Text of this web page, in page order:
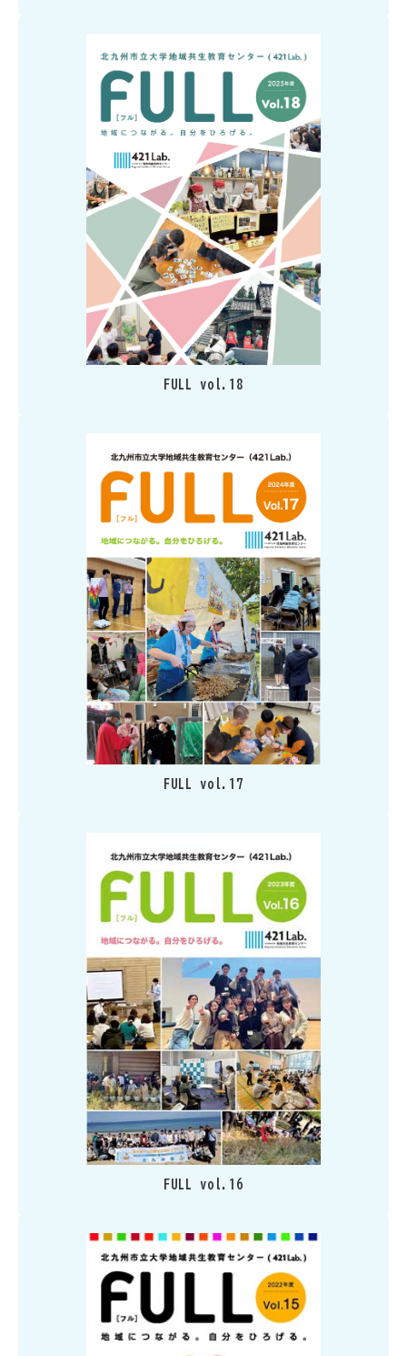
FULL vol.18
FULL vol.17
FULL vol.16